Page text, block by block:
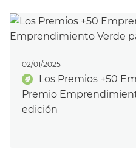
02/01/2025
Los Premios +50
Premio
edición